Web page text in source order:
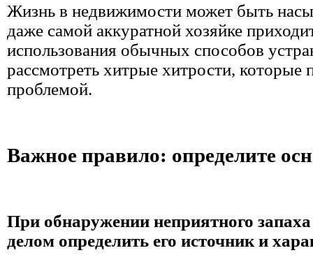
Жизнь в недвижимости может быть
даже самой аккуратной хозяйке
использования обычных способов
рассмотреть хитрые хитрости, которые
проблемой.
Важное правило: определите
При обнаружении неприятного
делом определить его источник и